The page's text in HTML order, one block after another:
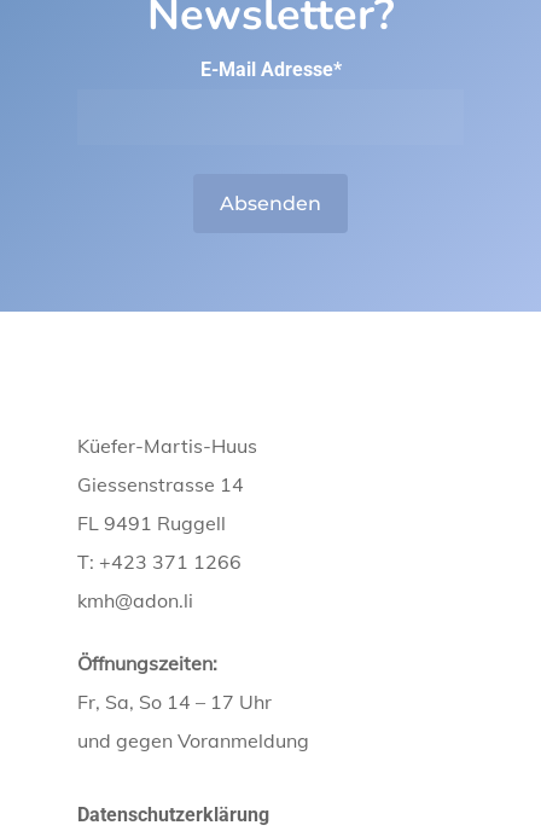
Newsletter?
E-Mail Adresse*
Küefer-Martis-Huus
Giessenstrasse 14
FL 9491 Ruggell
T: +423 371 1266
kmh@adon.li
Öffnungszeiten:
Fr, Sa, So 14 – 17 Uhr
und gegen Voranmeldung
Datenschutzerklärung